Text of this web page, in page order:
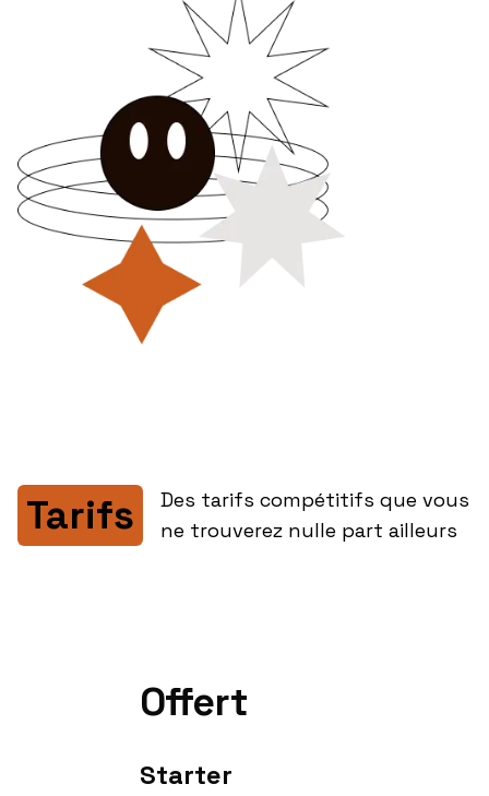
Tarifs
Des tarifs compétitifs que vous
ne trouverez nulle part ailleurs
Offert
Starter